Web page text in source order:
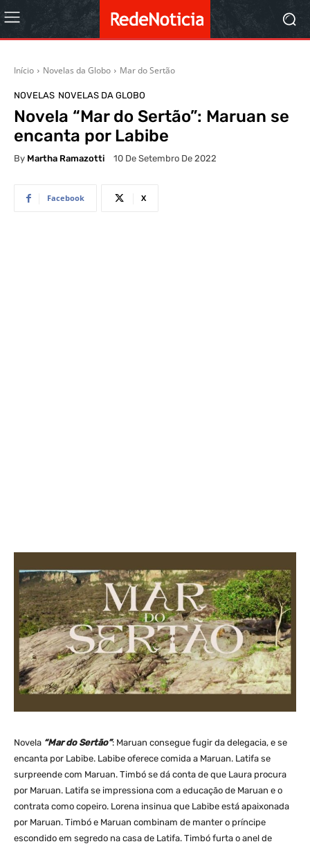
Início Novelas da Globo Mar do Sertão
NOVELAS NOVELAS DA GLOBO
Novela “Mar do Sertão”: Maruan se
encanta por Labibe
By Martha Ramazotti 10 De Setembro De 2022
Facebook X
Novela “Mar do Sertão”: Maruan consegue fugir da delegacia, e se
encanta por Labibe. Labibe oferece comida a Maruan. Latifa se
surpreende com Maruan. Timbó se dá conta de que Laura procura
por Maruan. Latifa se impressiona com a educação de Maruan e o
contrata como copeiro. Lorena insinua que Labibe está apaixonada
por Maruan. Timbó e Maruan combinam de manter o príncipe
escondido em segredo na casa de Latifa. Timbó furta o anel de